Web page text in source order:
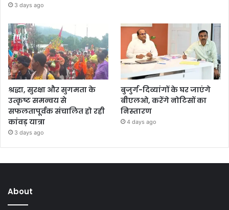
3 days ago
श्रद्धा, सुरक्षा और सुगमता के
उत्कृष्ट समन्वय से
सफलतापूर्वक संचालित हो रही
कांवड़ यात्रा
3 days ago
बुजुर्ग-दिव्यांगों के घर जाएंगे
बीएलओ, करेंगे नोटिसों का
निस्तारण
4 days ago
About